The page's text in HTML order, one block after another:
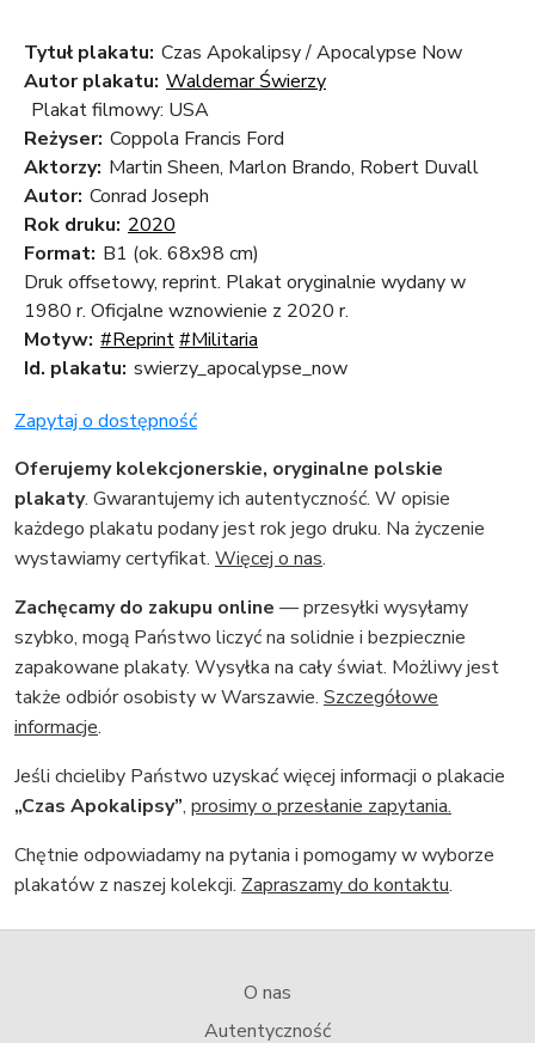
Tytuł plakatu: Czas Apokalipsy / Apocalypse Now
Autor plakatu: Waldemar Świerzy
Plakat filmowy: USA
Reżyser: Coppola Francis Ford
Aktorzy: Martin Sheen, Marlon Brando, Robert Duvall
Autor: Conrad Joseph
Rok druku: 2020
Format: B1 (ok. 68x98 cm)
Druk offsetowy, reprint. Plakat oryginalnie wydany w
1980 r. Oficjalne wznowienie z 2020 r.
Motyw: #Reprint#Militaria
Id. plakatu: swierzy_apocalypse_now
Zapytaj o dostępność
Oferujemy kolekcjonerskie, oryginalne polskie
plakaty. Gwarantujemy ich autentyczność. W opisie
każdego plakatu podany jest rok jego druku. Na życzenie
wystawiamy certyfikat. Więcej o nas.
Zachęcamy do zakupu online — przesyłki wysyłamy
szybko, mogą Państwo liczyć na solidnie i bezpiecznie
zapakowane plakaty. Wysyłka na cały świat. Możliwy jest
także odbiór osobisty w Warszawie. Szczegółowe
informacje.
Jeśli chcieliby Państwo uzyskać więcej informacji o plakacie
„Czas Apokalipsy”, prosimy o przesłanie zapytania.
Chętnie odpowiadamy na pytania i pomogamy w wyborze
plakatów z naszej kolekcji. Zapraszamy do kontaktu.
O nas
Autentyczność